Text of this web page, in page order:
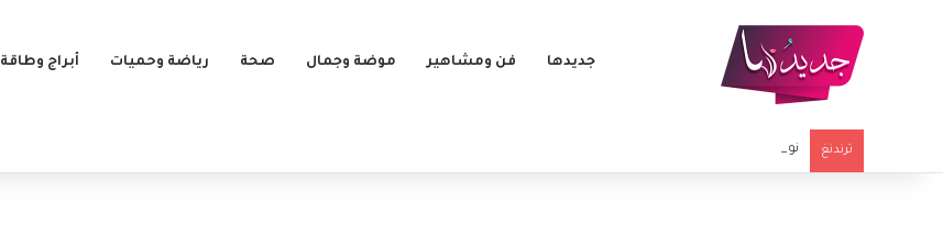
جديدها فن ومشاهير موضة وجمال صحة رياضة وحميات أبراج وطاقة
ترندنغ نورا رحال تستذكر نجلها الراحل بعد 40 يوماً على وفاته بفيديو مؤثر